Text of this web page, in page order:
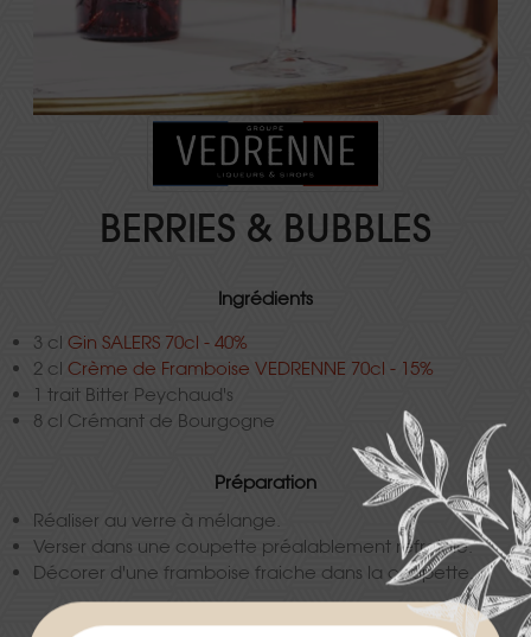
BERRIES & BUBBLES
Ingrédients
3 cl Gin SALERS 70cl - 40%
2 cl Crème de Framboise VEDRENNE 70cl - 15%
1 trait Bitter Peychaud's
8 cl Crémant de Bourgogne
Préparation
Réaliser au verre à mélange.
Verser dans une coupette préalablement refroidie.
Décorer d'une framboise fraiche dans la coupette.